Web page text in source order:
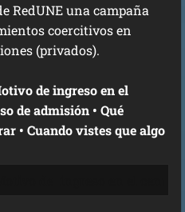
RedUNE una campaña
coercitivos en
(privados).
de admisión • Qué
• Cuando vistes que algo